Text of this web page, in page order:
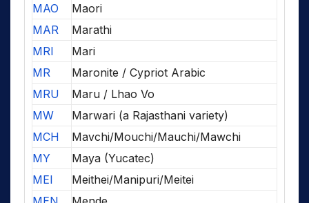
MAO
Maori
MAR
Marathi
MRI
Mari
MR
Maronite / Cypriot Arabic
MRU
Maru / Lhao Vo
MW
Marwari (a Rajasthani variety)
MCH
Mavchi/Mouchi/Mauchi/Mawchi
MY
Maya (Yucatec)
MEI
Meithei/Manipuri/Meitei